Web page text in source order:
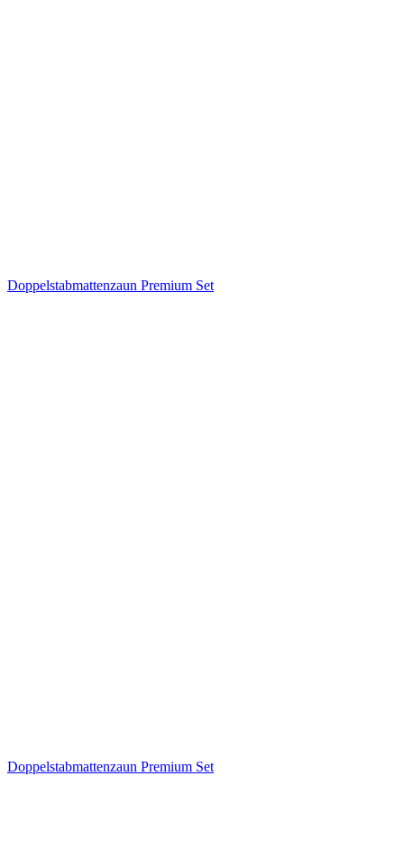
Doppelstabmattenzaun Premium Set
Doppelstabmattenzaun Premium Set